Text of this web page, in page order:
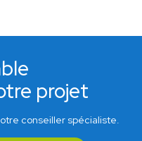
projet
conseiller spécialiste.